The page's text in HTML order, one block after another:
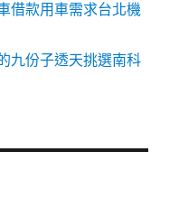
借款用車需求台北機
九份子透天挑選南科